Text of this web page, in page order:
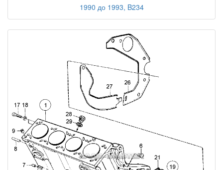
1990 до 1993, B234